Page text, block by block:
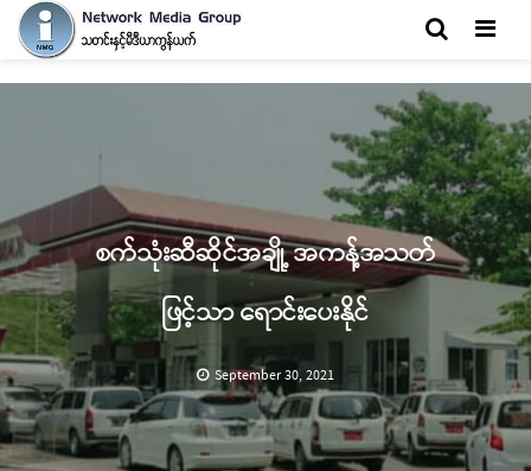
စက်သုံးဆီဆိုင်အချို့ အကန့်အသတ်
ဖြင့်သာ ရောင်းပေးနိုင်
September 30, 2021